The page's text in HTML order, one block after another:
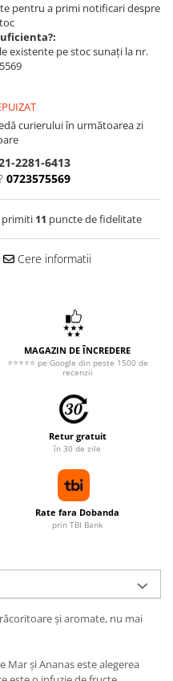
pentru a primi notificari despre
existente pe stoc sunați la nr.
curierului în următoarea zi
2281-6413
0723575569
primiti 11 puncte de fidelitate
Cere informatii
MAGAZIN DE ÎNCREDERE
⭐⭐⭐⭐⭐ pe Google din peste 1500 de
recenzii
Retur gratuit
în 30 de zile
Rate fara Dobanda
prin TBI Bank
și aromate, nu mai
Mar și Ananas este alegerea